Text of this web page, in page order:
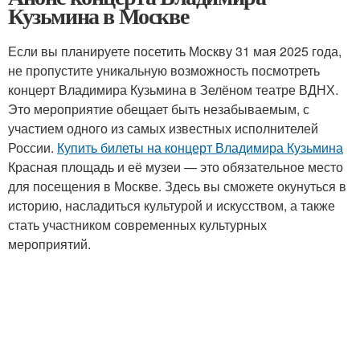
Кузьмина в Москве
Если вы планируете посетить Москву 31 мая 2025 года,
не пропустите уникальную возможность посмотреть
концерт Владимира Кузьмина в Зелёном театре ВДНХ.
Это мероприятие обещает быть незабываемым, с
участием одного из самых известных исполнителей
России. Купить билеты на концерт Владимира Кузьмина
Красная площадь и её музеи — это обязательное место
для посещения в Москве. Здесь вы сможете окунуться в
историю, насладиться культурой и искусством, а также
стать участником современных культурных
мероприятий.